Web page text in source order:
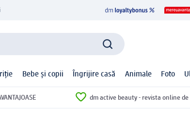
Bebe și copii Îngrijire casă Animale Foto
dm active beauty - revista online de